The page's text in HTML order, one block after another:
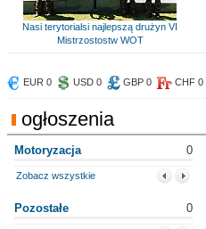
Nasi terytorialsi najlepszą drużyn VI
Mistrzostostw WOT
EUR 0 USD 0 GBP 0 CHF 0
ogłoszenia
Motoryzacja 0
Zobacz wszystkie
Pozostałe 0